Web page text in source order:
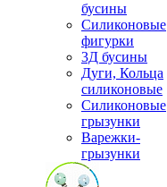
бусины
Силиконовые
фигурки
3Д бусины
Дуги, Кольца
силиконовые
Силиконовые
грызунки
Варежки-
грызунки